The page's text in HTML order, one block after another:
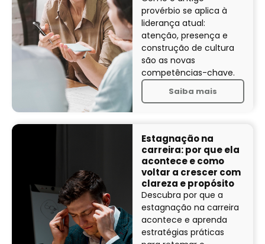
provérbio se aplica à
liderança atual:
atenção, presença e
construção de cultura
são as novas
competências-chave.
Saiba mais
Estagnação na
carreira: por que ela
acontece e como
voltar a crescer com
clareza e propósito
Descubra por que a
estagnação na carreira
acontece e aprenda
estratégias práticas